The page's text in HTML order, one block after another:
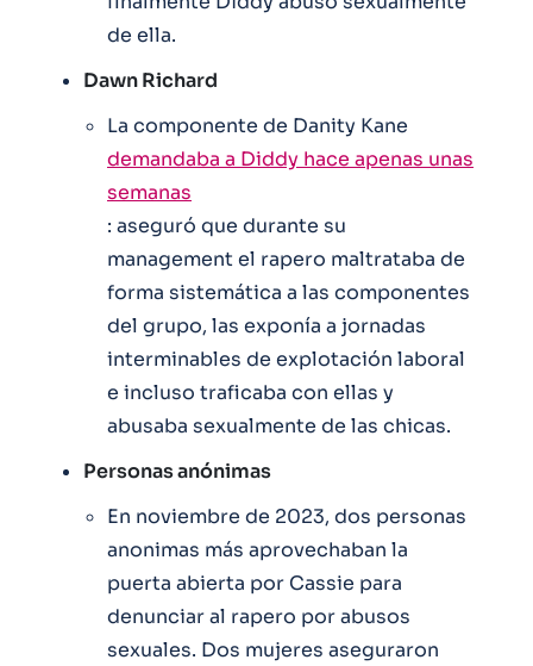
de ella.
Dawn Richard
La componente de Danity Kane
demandaba a Diddy hace apenas unas
semanas
: aseguró que durante su
management el rapero maltrataba de
forma sistemática a las componentes
del grupo, las exponía a jornadas
interminables de explotación laboral
e incluso traficaba con ellas y
abusaba sexualmente de las chicas.
Personas anónimas
En noviembre de 2023, dos personas
anonimas más aprovechaban la
puerta abierta por Cassie para
denunciar al rapero por abusos
sexuales. Dos mujeres aseguraron